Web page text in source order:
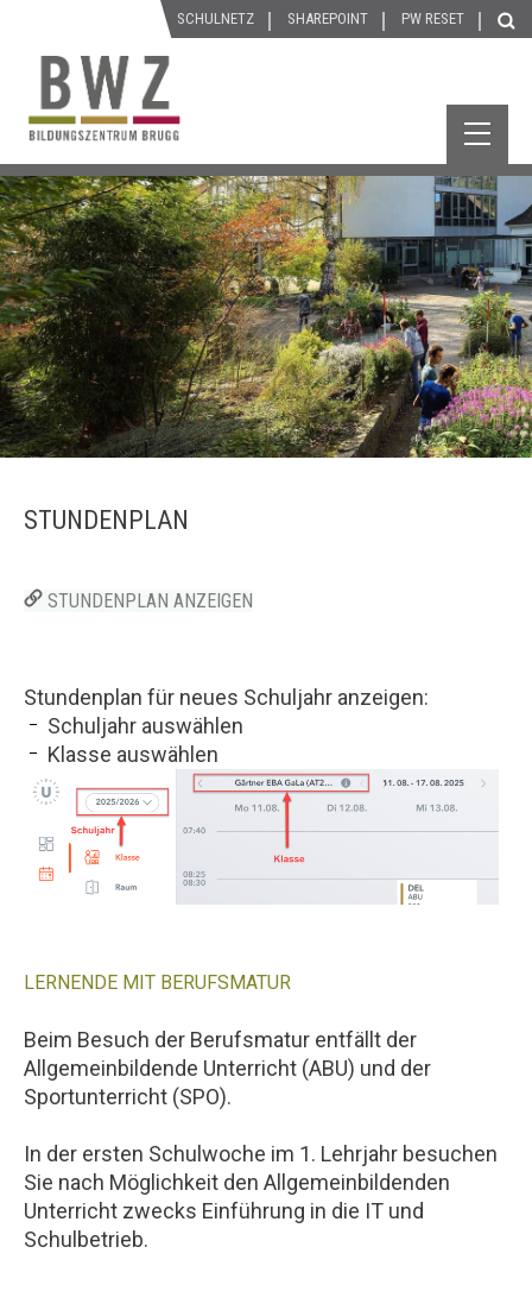
SCHULNETZ SHAREPOINT PW RESET
STUNDENPLAN
STUNDENPLAN ANZEIGEN
Stundenplan für neues Schuljahr anzeigen:
Schuljahr auswählen
Klasse auswählen
LERNENDE MIT BERUFSMATUR
Beim Besuch der Berufsmatur entfällt der
Allgemeinbildende Unterricht (ABU) und der
Sportunterricht (SPO).
In der ersten Schulwoche im 1. Lehrjahr besuchen
Sie nach Möglichkeit den Allgemeinbildenden
Unterricht zwecks Einführung in die IT und
Schulbetrieb.